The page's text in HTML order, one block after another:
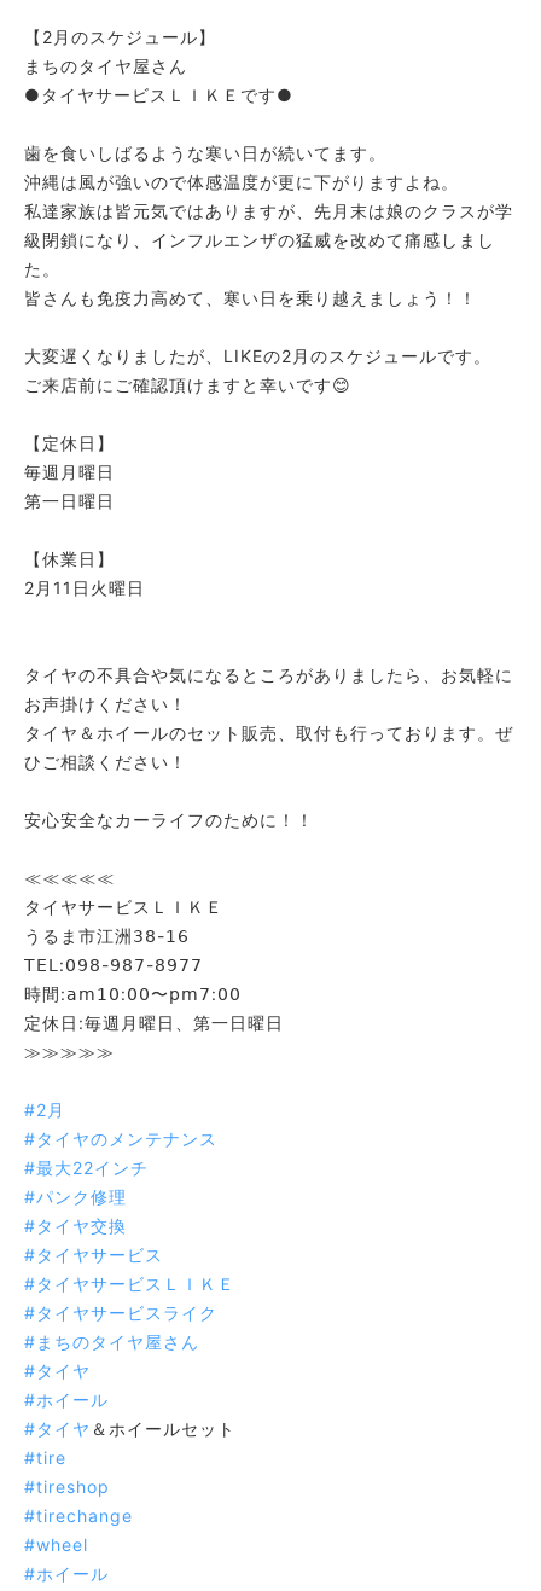
【2月のスケジュール】
まちのタイヤ屋さん
●タイヤサービスＬＩＫＥです●
歯を食いしばるような寒い日が続いてます。
沖縄は風が強いので体感温度が更に下がりますよね。
私達家族は皆元気ではありますが、先月末は娘のクラスが学
級閉鎖になり、インフルエンザの猛威を改めて痛感しまし
た。
皆さんも免疫力高めて、寒い日を乗り越えましょう！！
大変遅くなりましたが、LIKEの2月のスケジュールです。
ご来店前にご確認頂けますと幸いです😊
【定休日】
毎週月曜日
第一日曜日
【休業日】
2月11日火曜日
タイヤの不具合や気になるところがありましたら、お気軽に
お声掛けください！
タイヤ＆ホイールのセット販売、取付も行っております。ぜ
ひご相談ください！
安心安全なカーライフのために！！
≪≪≪≪≪
タイヤサービスＬＩＫＥ
うるま市江洲𝟥𝟪-𝟣𝟨
𝖳𝖤𝖫:𝟢𝟫𝟪-𝟫𝟪𝟩-𝟪𝟫𝟩𝟩
時間:𝖺𝗆𝟣𝟢:𝟢𝟢〜𝗉𝗆𝟩:𝟢𝟢
定休日:毎週月曜日、第一日曜日
≫≫≫≫≫
#2月
#タイヤのメンテナンス
#最大22インチ
#パンク修理
#タイヤ交換
#タイヤサービス
#タイヤサービスＬＩＫＥ
#タイヤサービスライク
#まちのタイヤ屋さん
#タイヤ
#ホイール
#タイヤ ＆ホイールセット
#tire
#tireshop
#tirechange
#wheel
#ホイール